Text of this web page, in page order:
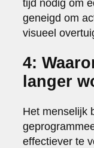
tijd nodig om
geneigd om
visueel
4:
langer
Het menselijk
effectiever te